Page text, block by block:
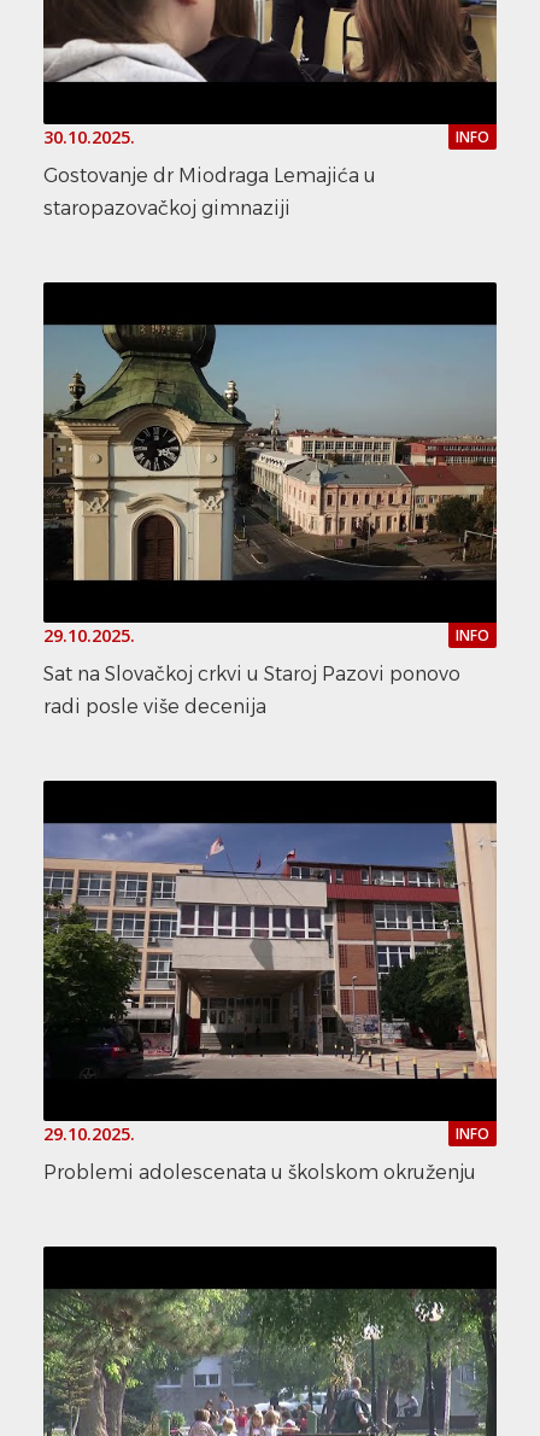
30.10.2025. INFO
Gostovanje dr Miodraga Lemajića u
staropazovačkoj gimnaziji
29.10.2025. INFO
Sat na Slovačkoj crkvi u Staroj Pazovi ponovo
radi posle više decenija
29.10.2025. INFO
Problemi adolescenata u školskom okruženju